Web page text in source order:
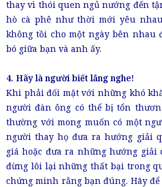
thay vì thói quen ngủ nướng đến
hò cà phê như thời mới yêu
không tồi cho một ngày bên nhau
bó giữa bạn và anh ấy.
4. Hãy là người biết lắng nghe!
Khi phải đối mặt với những khó
người đàn ông có thể bị tổn
thường với mong muốn có một
người thay họ đưa ra hướng giải
giá hoặc đưa ra những hướng giải
đừng lôi lại những thất bại trong
chứng minh rằng bạn đúng. Hãy